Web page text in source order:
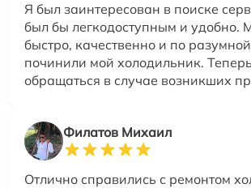
Я был заинтересован в поиске
был бы легкодоступным и удобно.
быстро, качественно и по
починили мой холодильник.
обращаться в случае возникших
Филатов Михаил
Отлично справились с ремонтом